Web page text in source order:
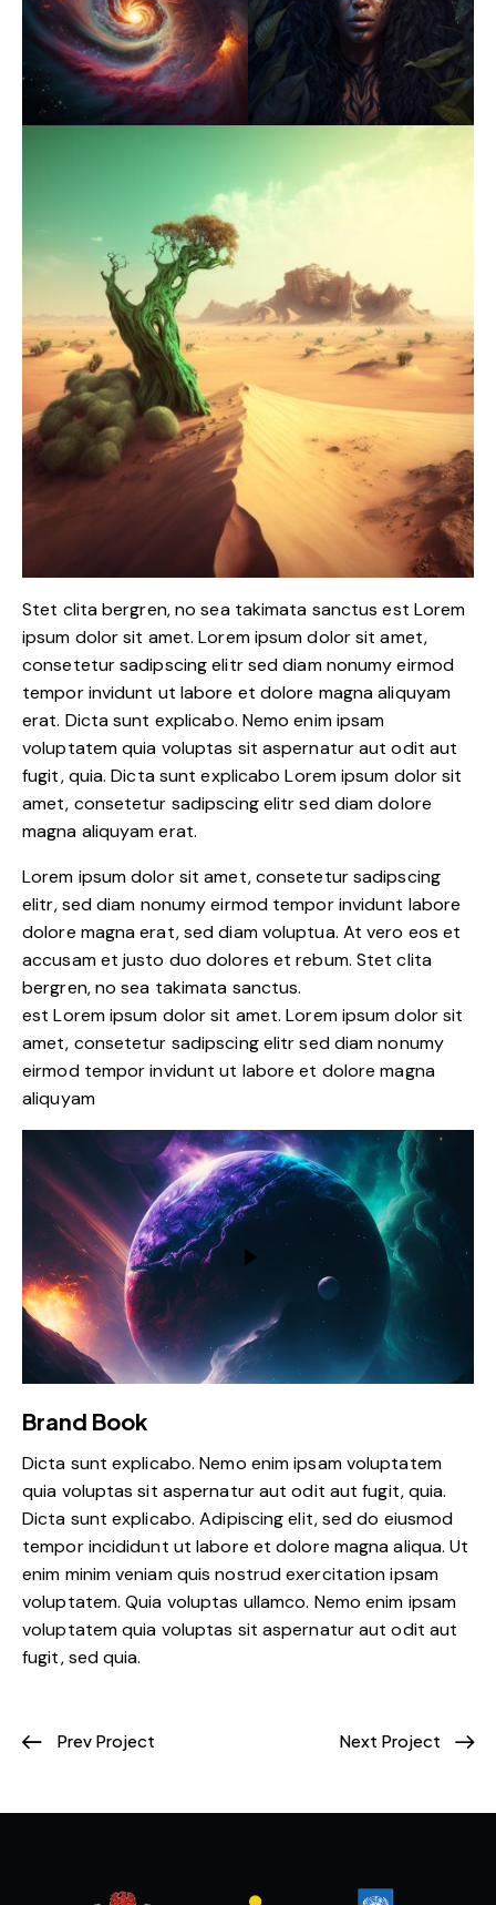
Stet clita bergren, no sea takimata sanctus est Lorem
ipsum dolor sit amet. Lorem ipsum dolor sit amet,
consetetur sadipscing elitr sed diam nonumy eirmod
tempor invidunt ut labore et dolore magna aliquyam
erat. Dicta sunt explicabo. Nemo enim ipsam
voluptatem quia voluptas sit aspernatur aut odit aut
fugit, quia. Dicta sunt explicabo Lorem ipsum dolor sit
amet, consetetur sadipscing elitr sed diam dolore
magna aliquyam erat.
Lorem ipsum dolor sit amet, consetetur sadipscing
elitr, sed diam nonumy eirmod tempor invidunt labore
dolore magna erat, sed diam voluptua. At vero eos et
accusam et justo duo dolores et rebum. Stet clita
bergren, no sea takimata sanctus.
est Lorem ipsum dolor sit amet. Lorem ipsum dolor sit
amet, consetetur sadipscing elitr sed diam nonumy
eirmod tempor invidunt ut labore et dolore magna
aliquyam
Brand Book
Dicta sunt explicabo. Nemo enim ipsam voluptatem
quia voluptas sit aspernatur aut odit aut fugit, quia.
Dicta sunt explicabo. Adipiscing elit, sed do eiusmod
tempor incididunt ut labore et dolore magna aliqua. Ut
enim minim veniam quis nostrud exercitation ipsam
voluptatem. Quia voluptas ullamco. Nemo enim ipsam
voluptatem quia voluptas sit aspernatur aut odit aut
fugit, sed quia.
Prev Project Next Project